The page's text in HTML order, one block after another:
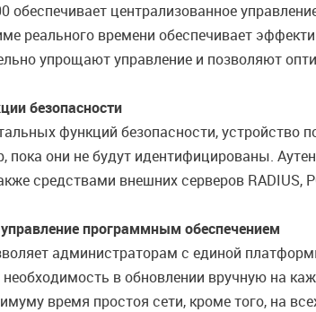
обеспечивает централизованное
реального времени обеспечивает
упрощают управление и позволяют
безопасности
функций безопасности, устройство
пока они не будут идентифицированы.
средствами внешних серверов RADIUS,
программным обеспечением
администраторам с единой
в обновлении вручную на
время простоя сети, кроме того, на